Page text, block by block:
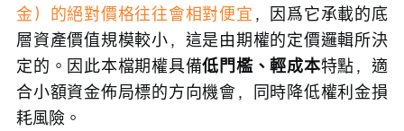
金）的絕對價格往往會相對便宜 ，因爲它承載的底
層資產價值規模較小，這是由期權的定價邏輯所決
定的。因此本檔期權具備低門檻、輕成本特點，適
合小額資金佈局標的方向機會，同時降低權利金損
耗風險。